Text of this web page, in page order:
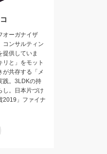
オーガナイザ
コンサルティン
提供していま
リと」をモット
共存する 「メ
践。3LDKの持
し。日本片づけ
2019」ファイナ